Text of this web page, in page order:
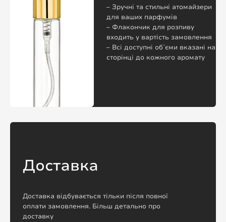
– Зручні та стильні атомайзери
для ваших парфумів
– Флакончик для розпиву
входить у вартість замовлення
– Всі доступні обʼєми вказані на
сторінці до кожного аромату
Доставка
Доставка відбувається тільки після повної
оплати замовлення. Більш детально про
доставку